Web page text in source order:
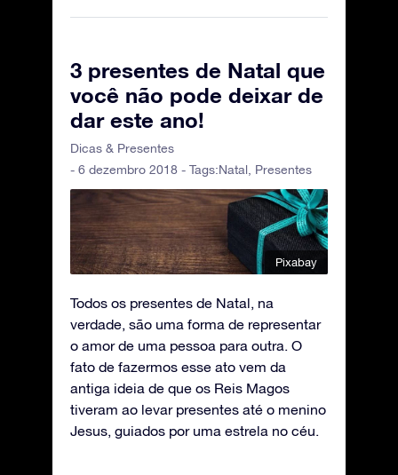
3 presentes de Natal que
você não pode deixar de
dar este ano!
Dicas & Presentes
- 6 dezembro 2018 - Tags:Natal Presentes
Pixabay
Todos os presentes de Natal, na
verdade, são uma forma de representar
o amor de uma pessoa para outra. O
fato de fazermos esse ato vem da
antiga ideia de que os Reis Magos
tiveram ao levar presentes até o menino
Jesus, guiados por uma estrela no céu.